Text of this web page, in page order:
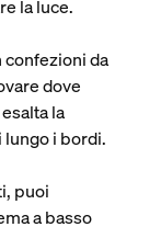
la luce.
da
dove
la
lungo i bordi.
puoi
a basso